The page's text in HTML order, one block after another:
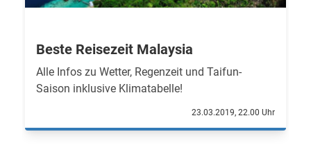
Beste Reisezeit Malaysia
Alle Infos zu Wetter, Regenzeit und Taifun-
Saison inklusive Klimatabelle!
23.03.2019, 22.00 Uhr